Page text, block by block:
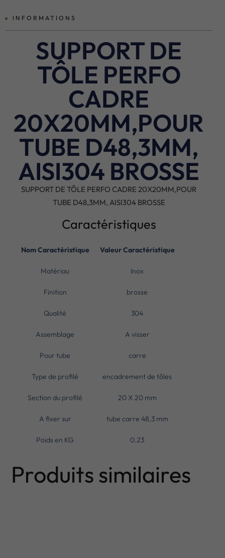
INFORMATIONS
SUPPORT DE
TÔLE PERFO
CADRE
20X20MM,POUR
TUBE D48,3MM,
AISI304 BROSSE
SUPPORT DE TÔLE PERFO CADRE 20X20MM,POUR
TUBE D48,3MM, AISI304 BROSSE
Caractéristiques
Nom Caractéristique Valeur Caractéristique
Matériau Inox
Finition brosse
Qualité 304
Assemblage A visser
Pour tube carre
Type de profilé encadrement de tôles
Section du profilé 20 X 20 mm
A fixer sur tube carre 48,3 mm
Poids en KG 0.23
Produits similaires